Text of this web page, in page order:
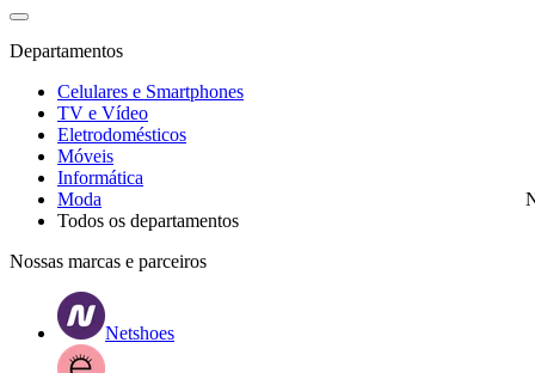
Departamentos
Celulares e Smartphones
TV e Vídeo
Eletrodomésticos
Móveis
Informática
Moda
Todos os departamentos
Nossas marcas e parceiros
Netshoes